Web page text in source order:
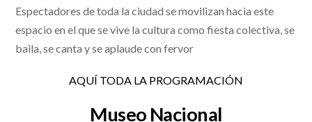
Espectadores de toda la ciudad se movilizan hacia este
espacio en el que se vive la cultura como fiesta colectiva, se
baila, se canta y se aplaude con fervor
AQUÍ TODA LA PROGRAMACIÓN
Museo Nacional